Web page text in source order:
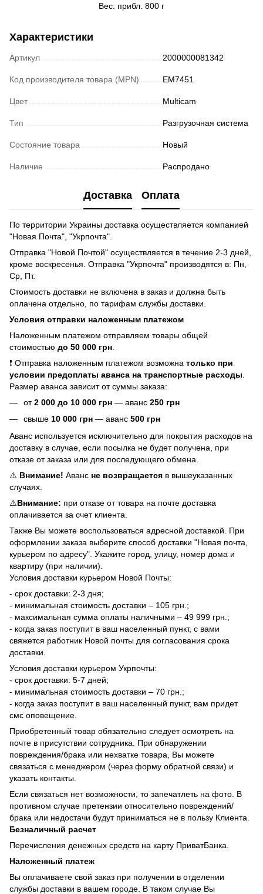
Вес: прибл. 800 г
Характеристики
Артикул 2000000081342
Код производителя товара (MPN) EM7451
Цвет Multicam
Тип Разгрузочная система
Состояние товара Новый
Наличие Распродано
Доставка Оплата
По территории Украины доставка осуществляется компанией
"Новая Почта", "Укрпочта".
Отправка "Новой Почтой" осуществляется в течение 2-3 дней,
кроме воскресенья. Отправка "Укрпочта" производятся в: Пн,
Ср, Пт.
Стоимость доставки не включена в заказ и должна быть
оплачена отдельно, по тарифам службы доставки.
Условия отправки наложенным платежом
Наложенным платежом отправляем товары общей
стоимостью до 50 000 грн
❗ Отправка наложенным платежом возможна только при
условии предоплаты аванса на транспортные расходы
Размер аванса зависит от суммы заказа:
от2 000 до 10 000 грн — аванс 250 грн
свыше 10 000 грн — аванс 500 грн
Аванс используется исключительно для покрытия расходов на
доставку в случае, если посылка не будет получена, при
отказе от заказа или для последующего обмена.
⚠️ Внимание! Аванс не возвращается в вышеуказанных
случаях.
⚠️Внимание: при отказе от товара на почте доставка
оплачивается за счет клиента.
Также Вы можете воспользоваться адресной доставкой. При
оформлении заказа выберите способ доставки "Новая почта,
курьером по адресу". Укажите город, улицу, номер дома и
квартиру (при наличии).
Условия доставки курьером Новой Почты:
- срок доставки: 2-3 дня;
- минимальная стоимость доставки – 105 грн.;
- максимальная сумма оплаты наличными – 49 999 грн.;
- когда заказ поступит в ваш населенный пункт, с вами
свяжется работник Новой почты для согласования срока
доставки.
Условия доставки курьером Укрпочты:
- срок доставки: 5-7 дней;
- минимальная стоимость доставки – 70 грн.;
- когда заказ поступит в ваш населенный пункт, вам придет
смс оповещение.
Приобретенный товар обязательно следует осмотреть на
почте в присутствии сотрудника. При обнаружении
повреждения/брака или нехватке товара, Вы можете
связаться с менеджером (через форму обратной связи) и
указать контакты.
Если связаться нет возможности, то запечатлеть на фото. В
противном случае претензии относительно повреждений/
брака или недостачи будут приниматься не в пользу Клиента.
Безналичный расчет
Перечисления денежных средств на карту ПриватБанка.
Наложенный платеж
Вы оплачиваете свой заказ при получении в отделении
службы доставки в вашем городе. В таком случае Вы